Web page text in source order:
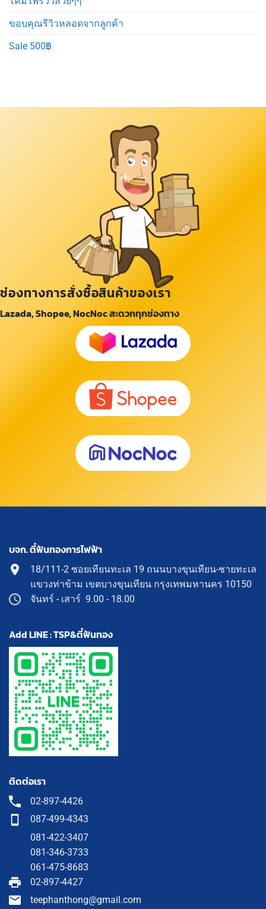
ขอบคุณรีวิวหลอดจากลูกค้า
Sale 500฿
ช่องทางการสั่งซื้อสินค้าของเรา
Lazada, Shopee, NocNoc สะดวกทุกช่องทาง
บจก. ตี๋ฟันทองการไฟฟ้า
18/111-2 ซอยเทียนทะเล 19 ถนนบางขุนเทียน-ชายทะเล
แขวงท่าข้าม เขตบางขุนเทียน กรุงเทพมหานคร 10150
จันทร์ - เสาร์ 9.00 - 18.00
Add LINE : TSP&ตี๋ฟันทอง
ติดต่อเรา
02-897-4426
087-499-4343
081-422-3407
081-346-3733
061-475-8683
02-897-4427
teephanthong@gmail.com